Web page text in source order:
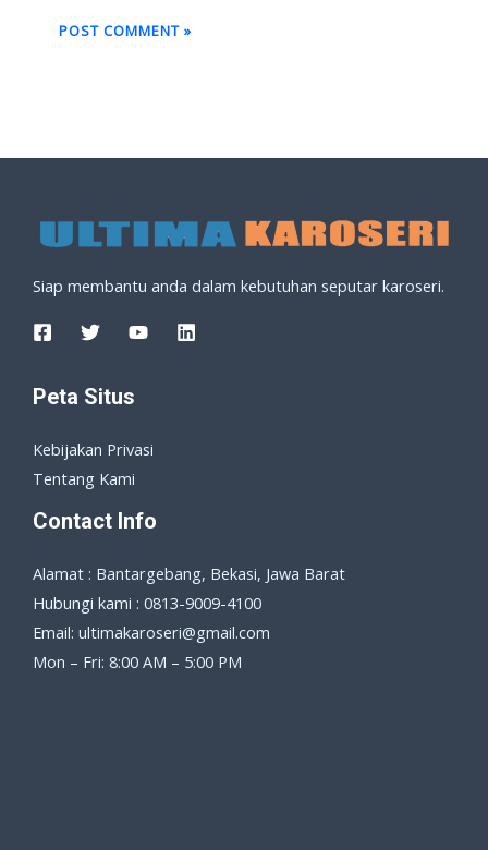
Siap membantu anda dalam kebutuhan seputar karoseri.
Peta Situs
Kebijakan Privasi
Tentang Kami
Contact Info
Alamat : Bantargebang, Bekasi, Jawa Barat
Hubungi kami : 0813-9009-4100
Email: ultimakaroseri@gmail.com
Mon – Fri: 8:00 AM – 5:00 PM